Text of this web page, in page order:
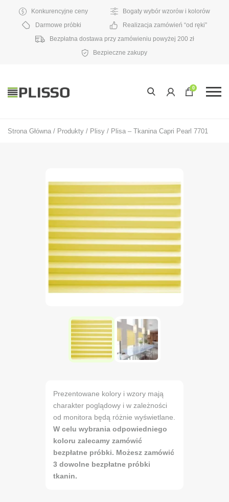
Konkurencyjne ceny
Bogaty wybór wzorów i kolorów
Darmowe próbki
Realizacja zamówień “od ręki”
Bezpłatna dostawa przy zamówieniu powyżej 200 zł
Bezpieczne zakupy
0
Strona Główna / Produkty / Plisy / Plisa – Tkanina Capri Pearl 7701
Prezentowane kolory i wzory mają
charakter poglądowy i w zależności
od monitora będą różnie wyświetlane.
W celu wybrania odpowiedniego
koloru zalecamy zamówić
bezpłatne próbki. Możesz zamówić
3 dowolne bezpłatne próbki
tkanin.